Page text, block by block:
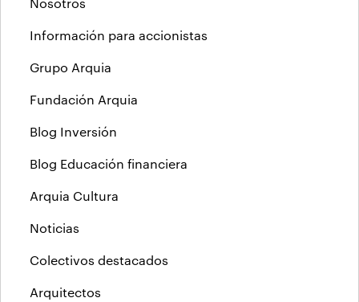
Información para accionistas
Grupo Arquia
Fundación Arquia
Blog Inversión
Blog Educación financiera
Arquia Cultura
Noticias
Colectivos destacados
Arquitectos